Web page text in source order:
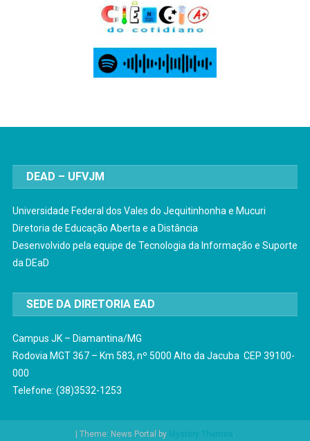
DEAD – UFVJM
Universidade Federal dos Vales do Jequitinhonha e Mucuri
Diretoria de Educação Aberta e a Distância
Desenvolvido pela equipe de Tecnologia da Informação e Suporte
da DEaD
SEDE DA DIRETORIA EAD
Campus JK – Diamantina/MG
Rodovia MGT 367 – Km 583, nº 5000 Alto da Jacuba CEP 39100-
000
Telefone: (38)3532-1253
Theme: News Portal by Mystery Themes.